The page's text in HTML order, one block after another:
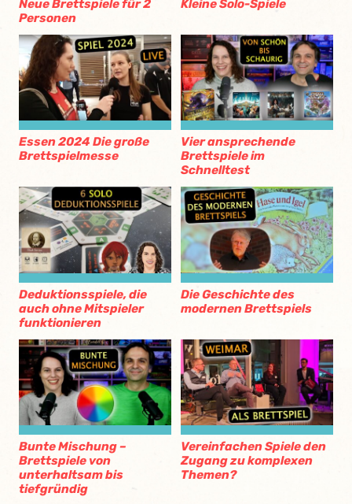
Neue Brettspiele für 2
Personen
Kleine Solo-Spiele
Essen 2024 Die große
Brettspielmesse
Vier ansprechende
Brettspiele im
Schnelltest
Deduktionsspiele, die
auch ohne Mitspieler
funktionieren
Die Geschichte des
modernen Brettspiels
Bunte Mischung –
Brettspiele von
unterhaltsam bis
tiefgründig
Vereinfachen Spiele den
Zugang zu komplexen
Themen?